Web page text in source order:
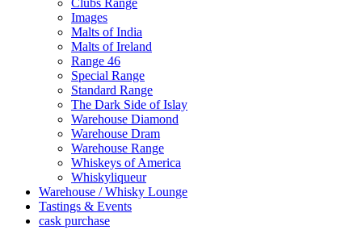
Clubs Range
Images
Malts of India
Malts of Ireland
Range 46
Special Range
Standard Range
The Dark Side of Islay
Warehouse Diamond
Warehouse Dram
Warehouse Range
Whiskeys of America
Whiskyliqueur
Warehouse / Whisky Lounge
Tastings & Events
cask purchase